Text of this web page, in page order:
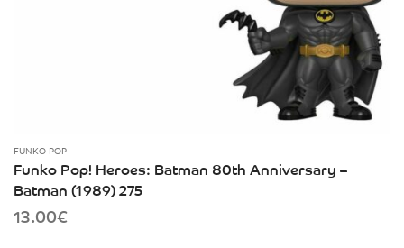
FUNKO POP
Funko Pop! Heroes: Batman 80th Anniversary –
Batman (1989) 275
13.00€